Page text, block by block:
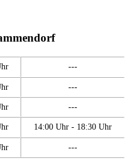
---
---
---
14:00 Uhr - 18:30 Uhr
---